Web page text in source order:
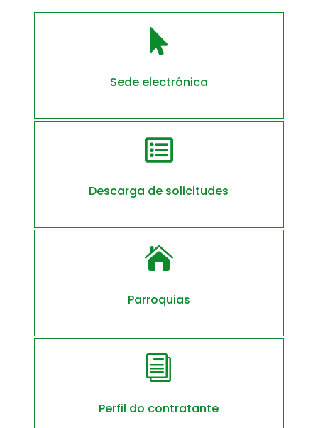

Sede electrónica

Descarga de solicitudes

Parroquias
i
Perfil do contratante